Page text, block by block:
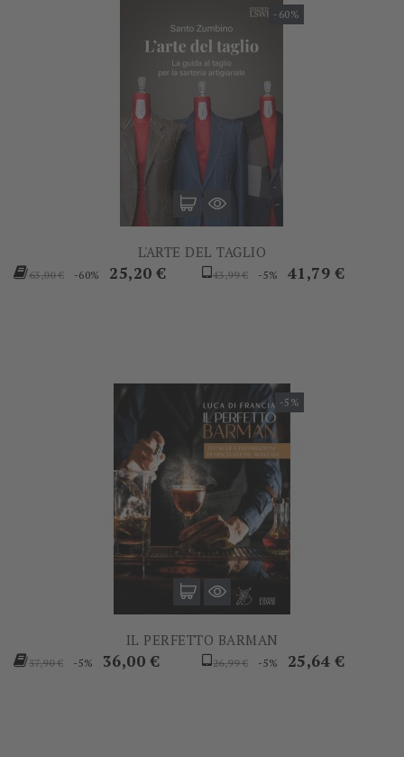
-60%
L'ARTE DEL TAGLIO
Prezzo
63,00 € -60% Prezzo
25,20 €
Prezzo
43,99 € -5% Prezzo
41,79 €
-5%
IL PERFETTO BARMAN
Prezzo
37,90 € -5% Prezzo
36,00 €
Prezzo
26,99 € -5% Prezzo
25,64 €